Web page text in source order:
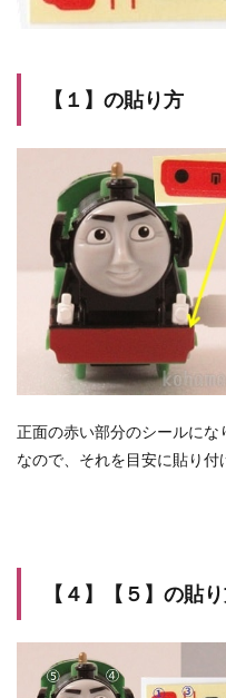
【１】の貼り方
正面の赤い部分のシールに
なので、それを目安に貼り付
【４】【５】の貼